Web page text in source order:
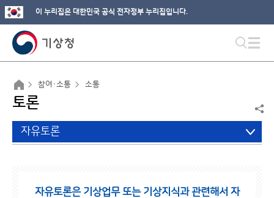
이 누리집은 대한민국 공식 전자정부 누리집입니다.
참여·소통 소통
토론
자유토론
자유토론은 기상업무 또는 기상지식과 관련해서 자